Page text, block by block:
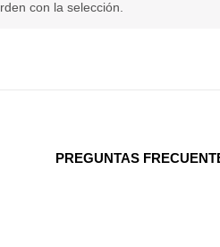
con la selección.
PREGUNTAS